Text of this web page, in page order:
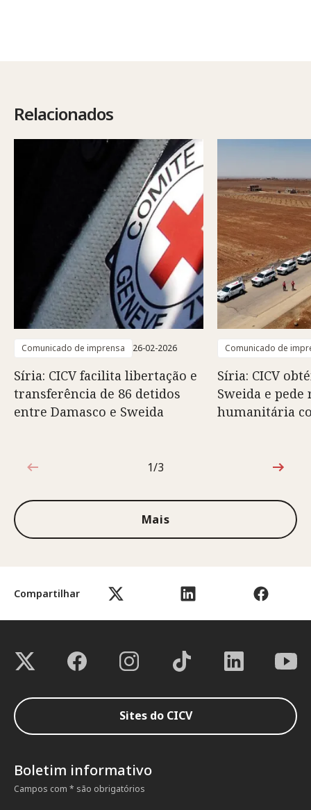
Compartilhar
Relacionados
Comunicado de imprensa 26-02-2026
Síria: CICV facilita libertação e
transferência de 86 detidos
entre Damasco e Sweida
Comunicado de
Síria: CICV
Sweida e pede
humanitária
1 de 3
1/3
Mais
Sites do CICV
Boletim informativo
Campos com * são obrigatórios